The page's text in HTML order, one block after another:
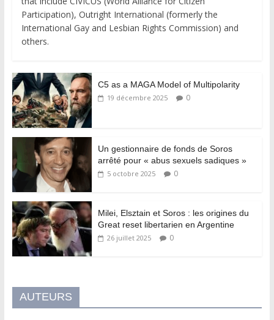
Participation), Outright International (formerly the
International Gay and Lesbian Rights Commission) and
others.
C5 as a MAGA Model of Multipolarity
19 décembre 2025 0
Un gestionnaire de fonds de Soros
arrêté pour « abus sexuels sadiques »
5 octobre 2025 0
Milei, Elsztain et Soros : les origines du
Great reset libertarien en Argentine
26 juillet 2025 0
AUTEURS